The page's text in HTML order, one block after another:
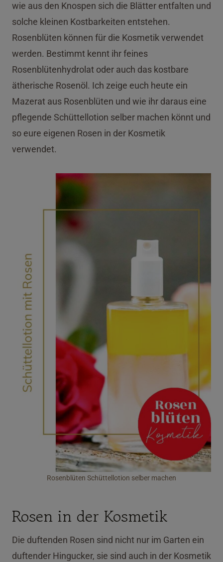
wie aus den Knospen sich die Blätter entfalten und
solche kleinen Kostbarkeiten entstehen.
Rosenblüten können für die Kosmetik verwendet
werden. Bestimmt kennt ihr feines
Rosenblütenhydrolat oder auch das kostbare
ätherische Rosenöl. Ich zeige euch heute ein
Mazerat aus Rosenblüten und wie ihr daraus eine
pflegende Schüttellotion selber machen könnt und
so eure eigenen Rosen in der Kosmetik
verwendet.
Rosenblüten Schüttellotion selber machen
Rosen in der Kosmetik
Die duftenden Rosen sind nicht nur im Garten ein
duftender Hingucker, sie sind auch in der Kosmetik